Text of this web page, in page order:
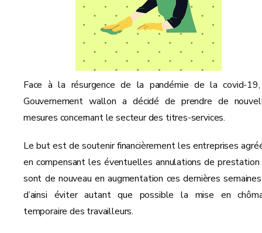
Face à la résurgence de la pandémie de la covid-
Gouvernement wallon a décidé de prendre de
mesures concernant le secteur des titres-services.
Le but est de soutenir financièrement les entreprises
en compensant les éventuelles annulations de prestation
sont de nouveau en augmentation ces dernières
d’ainsi éviter autant que possible la mise en
temporaire des travailleurs.